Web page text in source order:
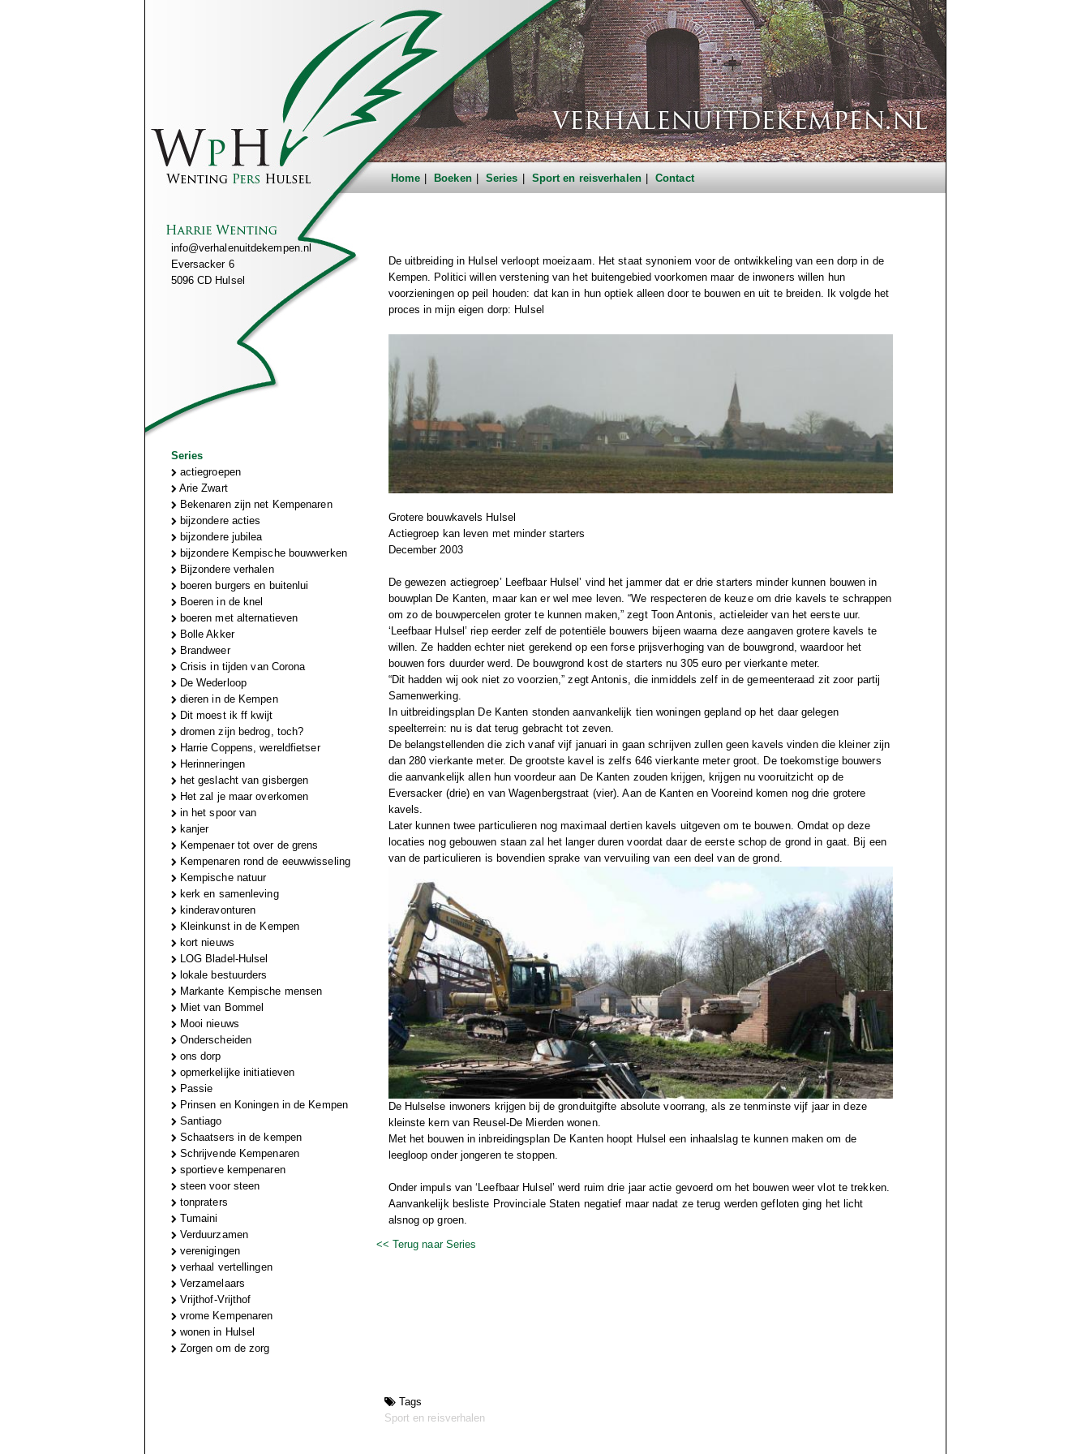
Home Boeken Series Sport en reisverhalen Contact
info@verhalenuitdekempen.nl
Eversacker 6
5096 CD Hulsel
Series
actiegroepen
Arie Zwart
Bekenaren zijn net Kempenaren
bijzondere acties
bijzondere jubilea
bijzondere Kempische bouwwerken
Bijzondere verhalen
boeren burgers en buitenlui
Boeren in de knel
boeren met alternatieven
Bolle Akker
Brandweer
Crisis in tijden van Corona
De Wederloop
dieren in de Kempen
Dit moest ik ff kwijt
dromen zijn bedrog, toch?
Harrie Coppens, wereldfietser
Herinneringen
het geslacht van gisbergen
Het zal je maar overkomen
in het spoor van
kanjer
Kempenaer tot over de grens
Kempenaren rond de eeuwwisseling
Kempische natuur
kerk en samenleving
kinderavonturen
Kleinkunst in de Kempen
kort nieuws
LOG Bladel-Hulsel
lokale bestuurders
Markante Kempische mensen
Miet van Bommel
Mooi nieuws
Onderscheiden
ons dorp
opmerkelijke initiatieven
Passie
Prinsen en Koningen in de Kempen
Santiago
Schaatsers in de kempen
Schrijvende Kempenaren
sportieve kempenaren
steen voor steen
tonpraters
Tumaini
Verduurzamen
verenigingen
verhaal vertellingen
Verzamelaars
Vrijthof-Vrijthof
vrome Kempenaren
wonen in Hulsel
Zorgen om de zorg
De uitbreiding in Hulsel verloopt moeizaam. Het staat synoniem voor de ontwikkeling van een dorp in de
Kempen. Politici willen verstening van het buitengebied voorkomen maar de inwoners willen hun
voorzieningen op peil houden: dat kan in hun optiek alleen door te bouwen en uit te breiden. Ik volgde het
proces in mijn eigen dorp: Hulsel
Grotere bouwkavels Hulsel
Actiegroep kan leven met minder starters
December 2003
De gewezen actiegroep’ Leefbaar Hulsel’ vind het jammer dat er drie starters minder kunnen bouwen in
bouwplan De Kanten, maar kan er wel mee leven. “We respecteren de keuze om drie kavels te schrappen
om zo de bouwpercelen groter te kunnen maken,” zegt Toon Antonis, actieleider van het eerste uur.
‘Leefbaar Hulsel’ riep eerder zelf de potentiële bouwers bijeen waarna deze aangaven grotere kavels te
willen. Ze hadden echter niet gerekend op een forse prijsverhoging van de bouwgrond, waardoor het
bouwen fors duurder werd. De bouwgrond kost de starters nu 305 euro per vierkante meter.
“Dit hadden wij ook niet zo voorzien,” zegt Antonis, die inmiddels zelf in de gemeenteraad zit zoor partij
Samenwerking.
In uitbreidingsplan De Kanten stonden aanvankelijk tien woningen gepland op het daar gelegen
speelterrein: nu is dat terug gebracht tot zeven.
De belangstellenden die zich vanaf vijf januari in gaan schrijven zullen geen kavels vinden die kleiner zijn
dan 280 vierkante meter. De grootste kavel is zelfs 646 vierkante meter groot. De toekomstige bouwers
die aanvankelijk allen hun voordeur aan De Kanten zouden krijgen, krijgen nu vooruitzicht op de
Eversacker (drie) en van Wagenbergstraat (vier). Aan de Kanten en Vooreind komen nog drie grotere
kavels.
Later kunnen twee particulieren nog maximaal dertien kavels uitgeven om te bouwen. Omdat op deze
locaties nog gebouwen staan zal het langer duren voordat daar de eerste schop de grond in gaat. Bij een
van de particulieren is bovendien sprake van vervuiling van een deel van de grond.
De Hulselse inwoners krijgen bij de gronduitgifte absolute voorrang, als ze tenminste vijf jaar in deze
kleinste kern van Reusel-De Mierden wonen.
Met het bouwen in inbreidingsplan De Kanten hoopt Hulsel een inhaalslag te kunnen maken om de
leegloop onder jongeren te stoppen.
Onder impuls van ‘Leefbaar Hulsel’ werd ruim drie jaar actie gevoerd om het bouwen weer vlot te trekken.
Aanvankelijk besliste Provinciale Staten negatief maar nadat ze terug werden gefloten ging het licht
alsnog op groen.
<< Terug naar Series
Tags
Sport en reisverhalen